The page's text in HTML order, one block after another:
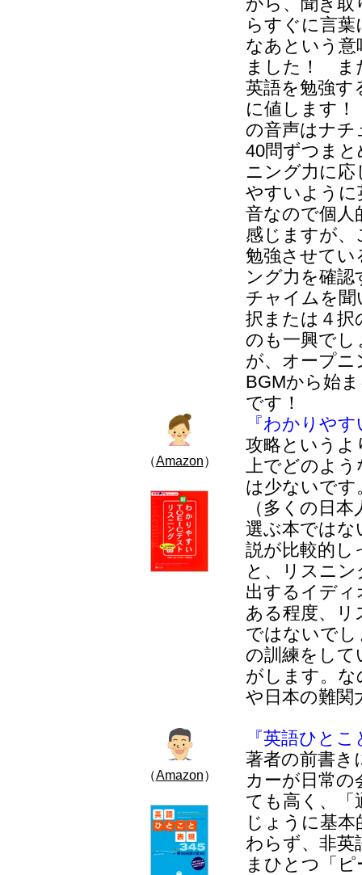
から、聞き取
らすぐに言
なあという意
ました！ ま
英語を勉強す
に値します
の音声はナチ
40問ずつま
ニング力に
やすいように
音なので個人
感じますが
勉強させてい
ング力を確
チャイムを
択または４択
のも一興で
が、オープニ
BGMから始
です！
（Amazon）
『わかりや
攻略というよ
上でどのよう
は少ないで
（多くの日
選ぶ本ではな
説が比較的し
と、リスニ
出するイデ
ある程度、
ではないで
の訓練をして
がします。
や日本の難関
（Amazon）
『英語ひと
著者の前書き
カーが日常の
ても高く、「
じょうに基
わらず、非英
まひとつ「